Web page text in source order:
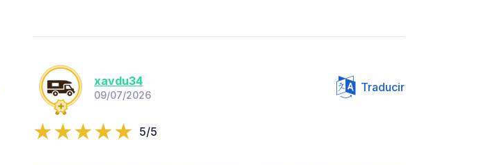
xavdu34
09/07/2026
Traducir
5/5